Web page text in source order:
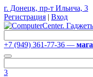
г. Донецк, пр-т Ильича, 3
Регистрация | Вход
+7 (949) 361-77-36 —
3